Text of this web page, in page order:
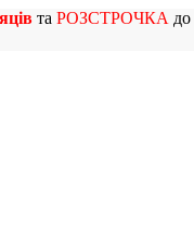
та РОЗСТРОЧКА до